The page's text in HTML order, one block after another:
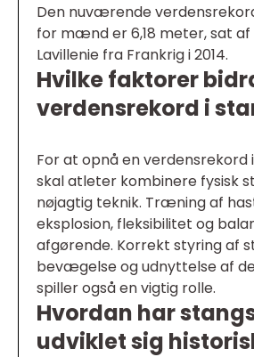
Den nuværende
for mænd er 6,18 meter, sat af
Lavillenie fra Frankrig i 2014.
Hvilke faktorer
verdensrekord i
For at opnå en verdensrekord
skal atleter kombinere fysisk
nøjagtig teknik. Træning af
eksplosion, fleksibilitet og
afgørende. Korrekt styring af
bevægelse og udnyttelse af
spiller også en vigtig rolle.
Hvordan har
udviklet sig